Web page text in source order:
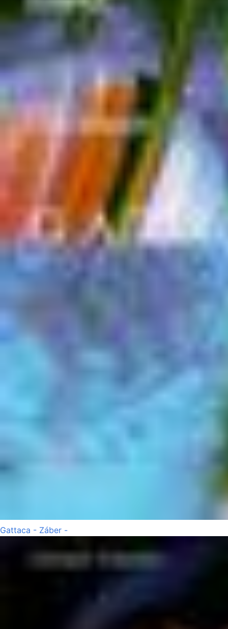
Gattaca - Záber -